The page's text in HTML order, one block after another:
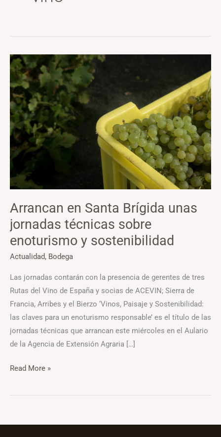
Arrancan en Santa Brígida unas
jornadas técnicas sobre
enoturismo y sostenibilidad
Actualidad, Bodega
Las jornadas contarán con la presencia de gerentes de tres
Rutas del Vino de España y socias de ACEVIN; Sierra de
Francia, Arribes y el Bierzo ‘Vinos, Paisaje y Sostenibilidad:
las claves para un enoturismo responsable’ es el título de las
jornadas técnicas que arrancan este miércoles en el Aulario
de la Agencia de Extensión Agraria […]
Arrancan
en
Santa
Brígida
unas
jornadas
técnicas
sobre
enoturismo
y
Read More »